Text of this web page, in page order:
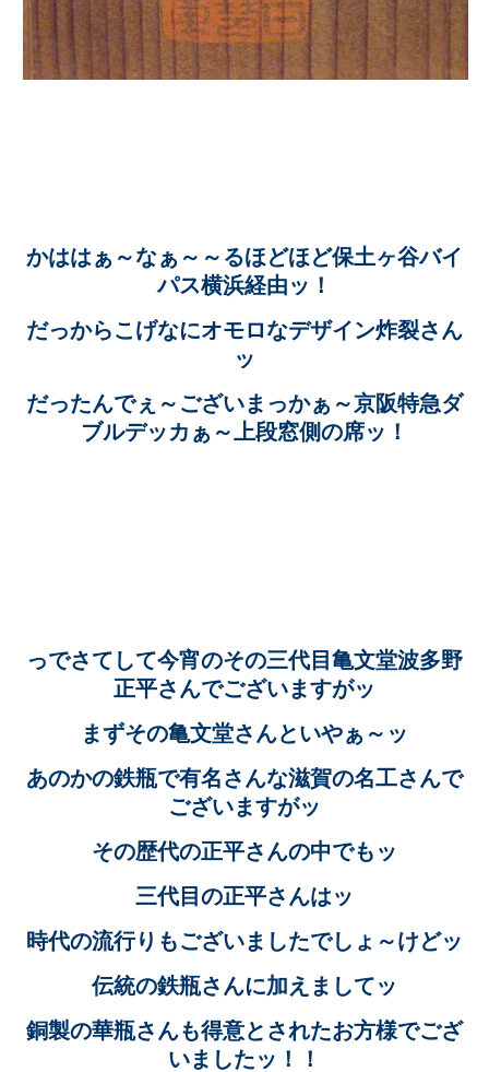
かははぁ～なぁ～～るほどほど保土ヶ谷バイ
パス横浜経由ッ！
だっからこげなにオモロなデザイン炸裂さん
ッ
だったんでぇ～ございまっかぁ～京阪特急ダ
ブルデッカぁ～上段窓側の席ッ！
っでさてして今宵のその三代目亀文堂波多野
正平さんでございますがッ
まずその亀文堂さんといやぁ～ッ
あのかの鉄瓶で有名さんな滋賀の名工さんで
ございますがッ
その歴代の正平さんの中でもッ
三代目の正平さんはッ
時代の流行りもございましたでしょ～けどッ
伝統の鉄瓶さんに加えましてッ
銅製の華瓶さんも得意とされたお方様でござ
いましたッ！！